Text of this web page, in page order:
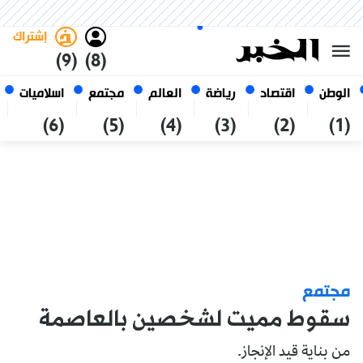
الوطن
(1)
اقتصاد
(2)
رياضة
(3)
العالم
(4)
مجتمع
(5)
اسلاميات
(6)
(8)
إشتراك
(9)
أغسطس 2026
الجزائر
مجتمع
سقوط مميت لشخصين بالعاصمة
من بناية قيد الإنجاز.